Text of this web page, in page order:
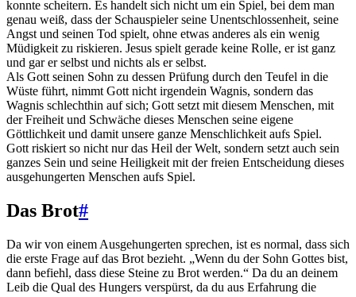
konnte scheitern. Es handelt sich nicht um ein Spiel, bei dem man
genau weiß, dass der Schauspieler seine Unentschlossenheit, seine
Angst und seinen Tod spielt, ohne etwas anderes als ein wenig
Müdigkeit zu riskieren. Jesus spielt gerade keine Rolle, er ist ganz
und gar er selbst und nichts als er selbst.
Als Gott seinen Sohn zu dessen Prüfung durch den Teufel in die
Wüste führt, nimmt Gott nicht irgendein Wagnis, sondern das
Wagnis schlechthin auf sich; Gott setzt mit diesem Menschen, mit
der Freiheit und Schwäche dieses Menschen seine eigene
Göttlichkeit und damit unsere ganze Menschlichkeit aufs Spiel.
Gott riskiert so nicht nur das Heil der Welt, sondern setzt auch sein
ganzes Sein und seine Heiligkeit mit der freien Entscheidung dieses
ausgehungerten Menschen aufs Spiel.
Das Brot#
Da wir von einem Ausgehungerten sprechen, ist es normal, dass sich
die erste Frage auf das Brot bezieht. „Wenn du der Sohn Gottes bist,
dann befiehl, dass diese Steine zu Brot werden.“ Da du an deinem
Leib die Qual des Hungers verspürst, da du aus Erfahrung die